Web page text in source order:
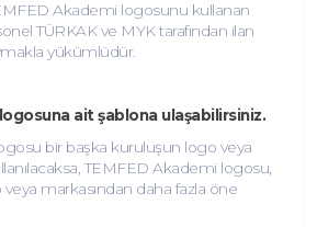
Akademi logosunu kullanan
TÜRKAK ve MYK tarafından ilan
yükümlüdür.
ait şablona ulaşabilirsiniz.
bir başka kuruluşun logo veya
TEMFED Akademi logosu,
markasından daha fazla öne